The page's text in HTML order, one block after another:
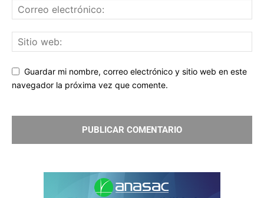
Guardar mi nombre, correo electrónico y sitio web en este
navegador la próxima vez que comente.